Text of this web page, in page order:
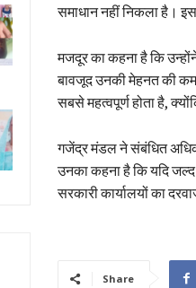
समाधान नहीं निकला है।
मजदूर का कहना है कि
बावजूद उनकी मेहनत की
सबसे महत्वपूर्ण होता है,
गजेंद्र मंडल ने संबंधित
उनका कहना है कि यदि जल्द
सरकारी कार्यालयों का
Share